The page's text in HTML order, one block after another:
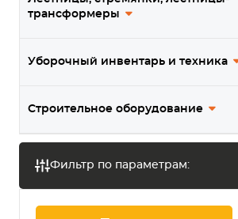
трансформеры
Уборочный инвентарь и техника
Строительное оборудование
Фильтр по параметрам: